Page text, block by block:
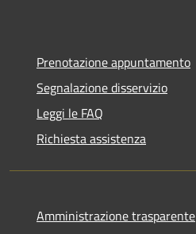
Prenotazione appuntamento
Segnalazione disservizio
Leggi le FAQ
Richiesta assistenza
Amministrazione trasparente